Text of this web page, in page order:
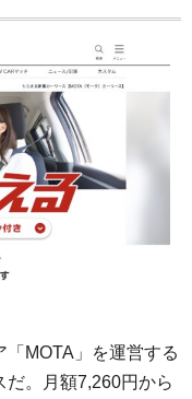
MOTA」を運営する
。月額7,260円から